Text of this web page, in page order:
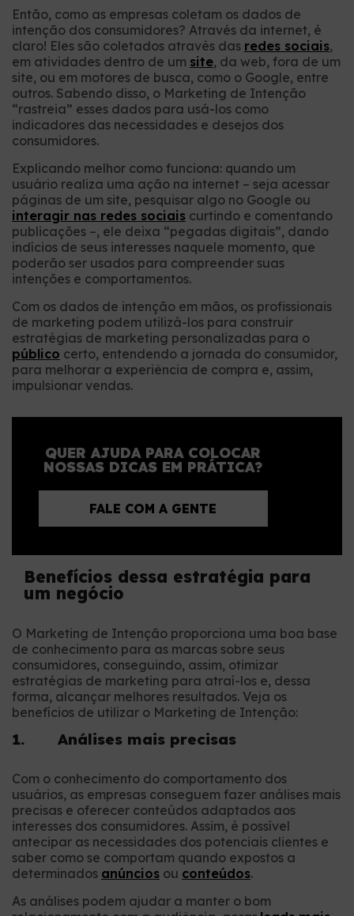
Então, como as empresas coletam os dados de
intenção dos consumidores? Através da internet, é
claro! Eles são coletados através das redes sociais,
em atividades dentro de um site, da web, fora de um
site, ou em motores de busca, como o Google, entre
outros. Sabendo disso, o Marketing de Intenção
“rastreia” esses dados para usá-los como
indicadores das necessidades e desejos dos
consumidores.
Explicando melhor como funciona: quando um
usuário realiza uma ação na internet ​​– seja acessar
páginas de um site, pesquisar algo no Google ou
interagir nas redes sociais curtindo e comentando
publicações –, ele deixa “pegadas digitais”, dando
indícios de seus interesses naquele momento, que
poderão ser usados para compreender suas
intenções e comportamentos.
Com os dados de intenção em mãos, os profissionais
de marketing podem utilizá-los para construir
estratégias de marketing personalizadas para o
público certo, entendendo a jornada do consumidor,
para melhorar a experiência de compra e, assim,
impulsionar vendas.
QUER AJUDA PARA COLOCAR
NOSSAS DICAS EM PRÁTICA?
FALE COM A GENTE
Benefícios dessa estratégia para
um negócio
O Marketing de Intenção proporciona uma boa base
de conhecimento para as marcas sobre seus
consumidores, conseguindo, assim, otimizar
estratégias de marketing para atraí-los e, dessa
forma, alcançar melhores resultados. Veja os
benefícios de utilizar o Marketing de Intenção:
1. Análises mais precisas
Com o conhecimento do comportamento dos
usuários, as empresas conseguem fazer análises mais
precisas e oferecer conteúdos adaptados aos
interesses dos consumidores. Assim, é possível
antecipar as necessidades dos potenciais clientes e
saber como se comportam quando expostos a
determinados anúncios ou conteúdos.
As análises podem ajudar a manter o bom